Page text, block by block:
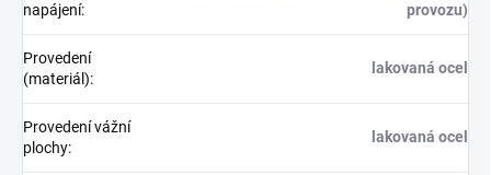
napájení:
provozu)
Provedení
(materiál):
lakovaná ocel
Provedení vážní
plochy:
lakovaná ocel